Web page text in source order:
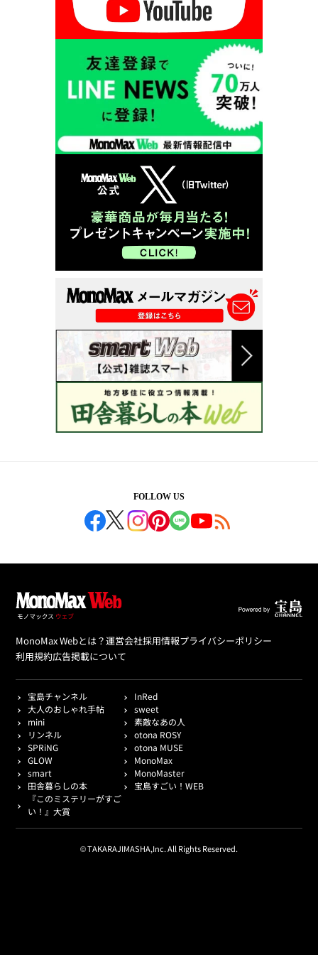
FOLLOW US
MonoMax Webとは？運営会社採用情報プライバシーポリシー
利用規約広告掲載について
宝島チャンネル
InRed
大人のおしゃれ手帖
sweet
mini
素敵なあの人
リンネル
otona ROSY
SPRiNG
otona MUSE
GLOW
MonoMax
smart
MonoMaster
田舎暮らしの本
宝島すごい！WEB
『このミステリーがすご
い！』大賞
© TAKARAJIMASHA,Inc. All Rights Reserved.